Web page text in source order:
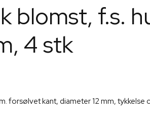
blomst, f.s.
4 stk
forsølvet kant, diameter 12 mm, tykkelse